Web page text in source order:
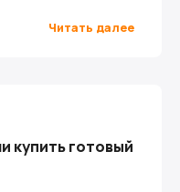
Читать далее
купить готовый